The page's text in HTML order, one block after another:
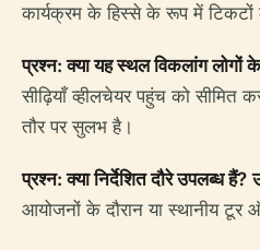
कार्यक्रम के हिस्से के रूप में
प्रश्न: क्या यह स्थल विकलांग लोगों
सीढ़ियाँ व्हीलचेयर पहुंच को
तौर पर सुलभ है।
प्रश्न: क्या निर्देशित दौरे उपलब्ध हैं?
आयोजनों के दौरान या स्थानीय टूर